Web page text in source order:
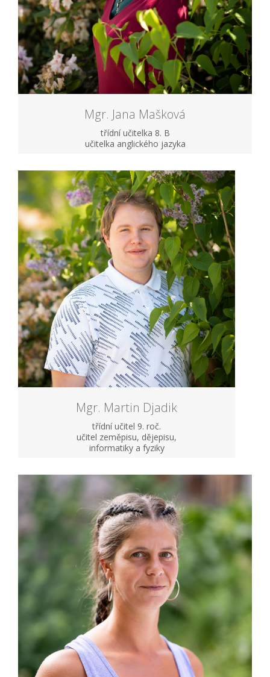
Mgr. Jana Mašková
třídní učitelka 8. B
učitelka anglického jazyka
Mgr. Martin Djadik
třídní učitel 9. roč.
učitel zeměpisu, dějepisu,
informatiky a fyziky